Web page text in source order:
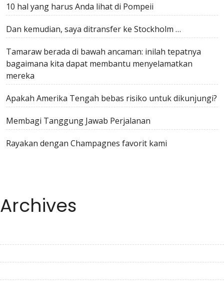
10 hal yang harus Anda lihat di Pompeii
Dan kemudian, saya ditransfer ke Stockholm …
Tamaraw berada di bawah ancaman: inilah tepatnya
bagaimana kita dapat membantu menyelamatkan
mereka
Apakah Amerika Tengah bebas risiko untuk dikunjungi?
Membagi Tanggung Jawab Perjalanan
Rayakan dengan Champagnes favorit kami
Archives